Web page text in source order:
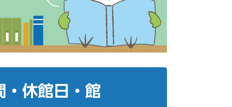
・休館日・館